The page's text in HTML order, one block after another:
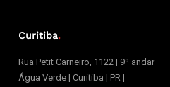
Curitiba.
Rua Petit Carneiro, 1122 | 9º andar
Água Verde | Curitiba | PR |